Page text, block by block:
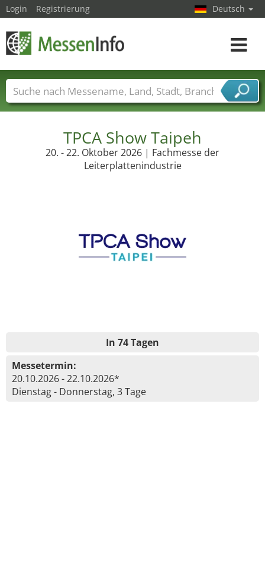
TPCA Show Taipeh
20. - 22. Oktober 2026 | Fachmesse der
Leiterplattenindustrie
In 74 Tagen
Messetermin:
20.10.2026 - 22.10.2026*
Dienstag - Donnerstag, 3 Tage
Login Registrierung Deutsch
Toggle
Messenamen Länder Städte
Branchen